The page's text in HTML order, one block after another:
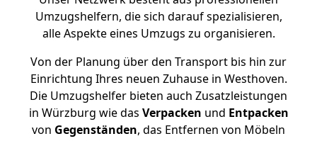
Umzugshelfern, die sich darauf spezialisieren,
alle Aspekte eines Umzugs zu organisieren.
Von der Planung über den Transport bis hin zur
Einrichtung Ihres neuen Zuhause in Westhoven.
Die Umzugshelfer bieten auch Zusatzleistungen
in Würzburg wie das Verpacken und Entpacken
von Gegenständen, das Entfernen von Möbeln